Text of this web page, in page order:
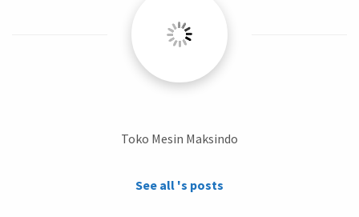
Toko Mesin Maksindo
See all 's posts